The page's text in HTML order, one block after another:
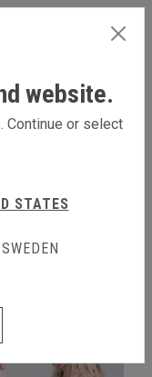
website.
Continue or select
STATES
SWEDEN